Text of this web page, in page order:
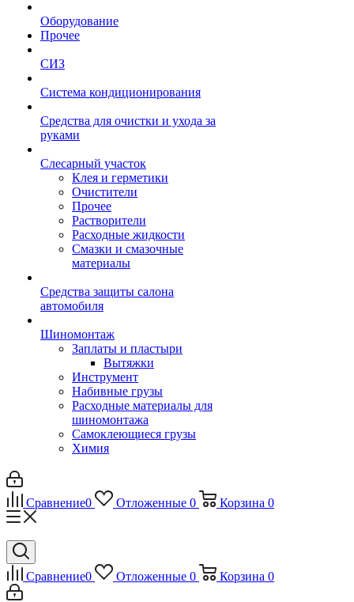
Оборудование
Прочее
СИЗ
Система кондиционирования
Средства для очистки и ухода за
руками
Слесарный участок
Клея и герметики
Очистители
Прочее
Растворители
Расходные жидкости
Смазки и смазочные
материалы
Средства защиты салона
автомобиля
Шиномонтаж
Заплаты и пластыри
Вытяжки
Инструмент
Набивные грузы
Расходные материалы для
шиномонтажа
Самоклеющиеся грузы
Химия
Сравнение0 Отложенные 0 Корзина 0
Сравнение0 Отложенные 0 Корзина 0